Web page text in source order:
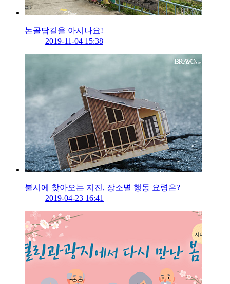
논골담길을 아시나요!
2019-11-04 15:38
불시에 찾아오는 지진, 장소별 행동 요령은?
2019-04-23 16:41